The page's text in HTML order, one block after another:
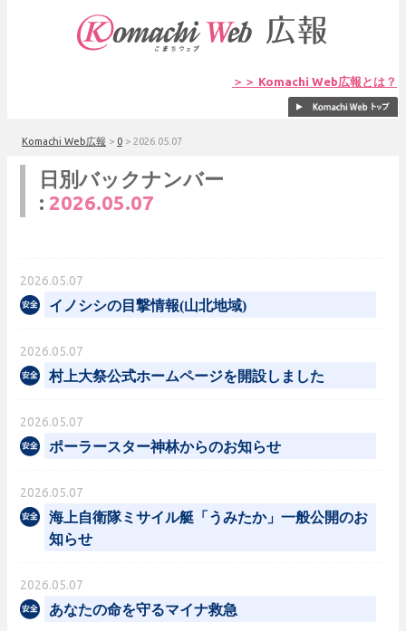
＞＞ Komachi Web広報とは？
Komachi Web広報 > 0 > 2026.05.07
日別バックナンバー
: 2026.05.07
2026.05.07
イノシシの目撃情報(山北地域)
2026.05.07
村上大祭公式ホームページを開設しました
2026.05.07
ポーラースター神林からのお知らせ
2026.05.07
海上自衛隊ミサイル艇「うみたか」一般公開のお
知らせ
2026.05.07
あなたの命を守るマイナ救急